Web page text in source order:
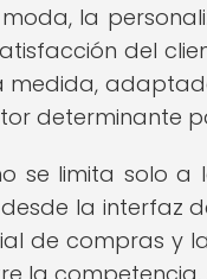
la
del
medida,
determinante
se limita solo
la interfaz
de compras y